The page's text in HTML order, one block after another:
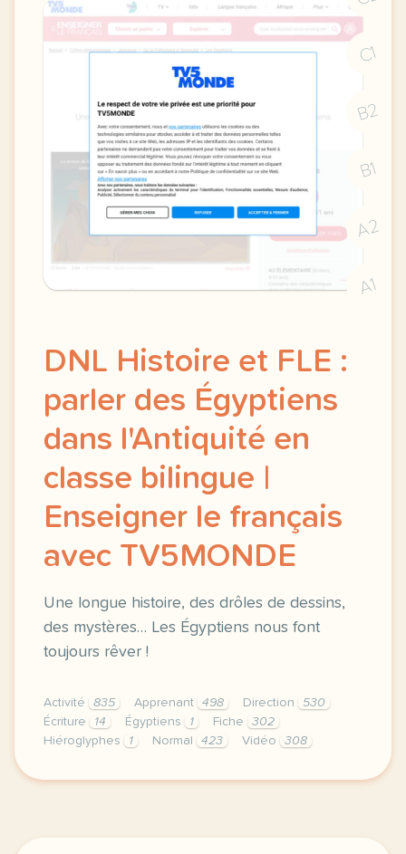
C1
B2
B1
A2
A1
DNL Histoire et FLE :
parler des Égyptiens
dans l'Antiquité en
classe bilingue |
Enseigner le français
avec TV5MONDE
Une longue histoire, des drôles de dessins,
des mystères… Les Égyptiens nous font
toujours rêver !
Activité 835 Apprenant 498 Direction
530
Écriture
14 Égyptiens 1 Fiche
302
Hiéroglyphes
1 Normal 423 Vidéo 308
didomi host didomi components button cursor